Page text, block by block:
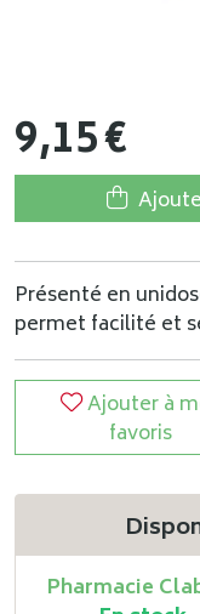
9,15€
Présenté en
permet facilité et
Ajouter à
favoris
Pharmacie